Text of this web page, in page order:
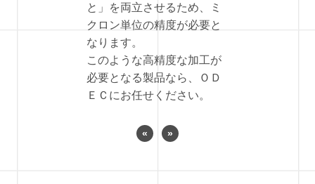
と」を両立させるため、ミ
クロン単位の精度が必要と
なります。
このような高精度な加工が
必要となる製品なら、ＯＤ
ＥＣにお任せください。
« »